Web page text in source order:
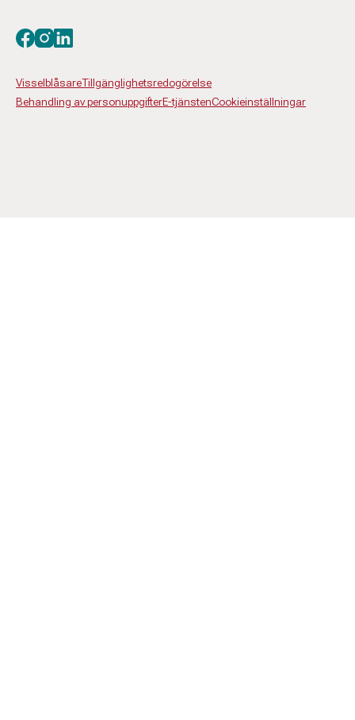
VisselblåsareTillgänglighetsredogörelse
Behandling av personuppgifterE-tjänstenCookieinställningar
Besök oss på facebook
Besök oss på instagram
Besök oss på linkedin